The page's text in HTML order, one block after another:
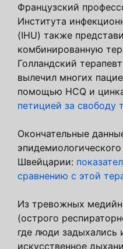
Французский
Института
(IHU) также
комбинированную
Голландский
вылечил многих
помощью HCQ и
петицией за свободу
Окончательные
Швейцарии:
сравнению с этой
Из тревожных
(острого
где люди задыхались
искусственное